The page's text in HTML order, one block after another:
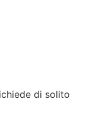
di solito